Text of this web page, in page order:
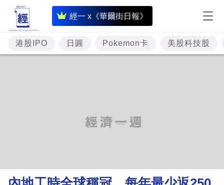
經一 x《華爾街日報》
即
時
財
經
理
港股IPO 日圓 Pokemon卡 美股科技股